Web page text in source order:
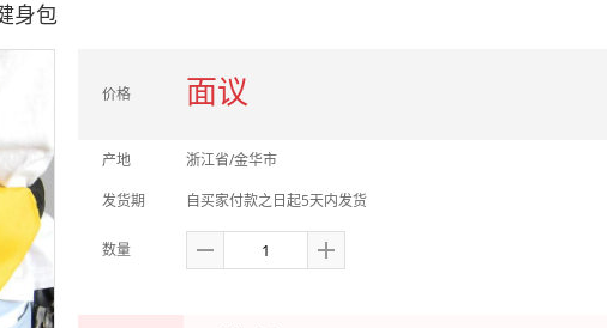
身包
价格 面议
产地
浙江省/金华市
发货期
自买家付款之日起5天内发货
数量